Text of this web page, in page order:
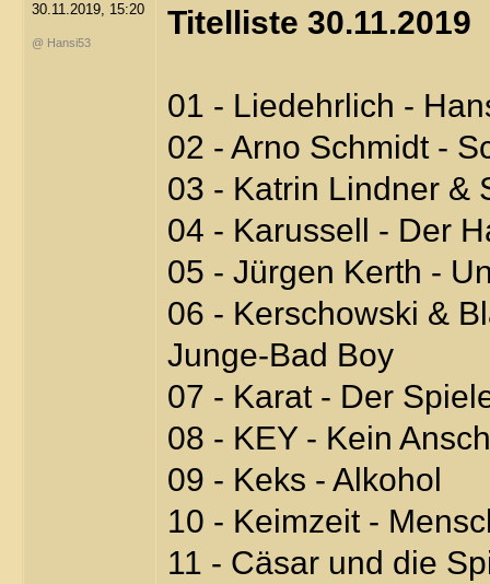
30.11.2019, 15:20
@ Hansi53
Titelliste 30.11.2019
01 - Liedehrlich -
02 - Arno Schmidt -
03 - Katrin Lindner &
04 - Karussell - Der
05 - Jürgen Kerth -
06 - Kerschowski &
Junge-Bad Boy
07 - Karat - Der
08 - KEY - Kein
09 - Keks - Alkohol
10 - Keimzeit -
11 - Cäsar und die